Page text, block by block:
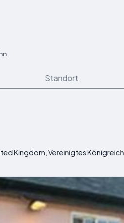
Standort
Kingdom, Vereinigtes Königreich